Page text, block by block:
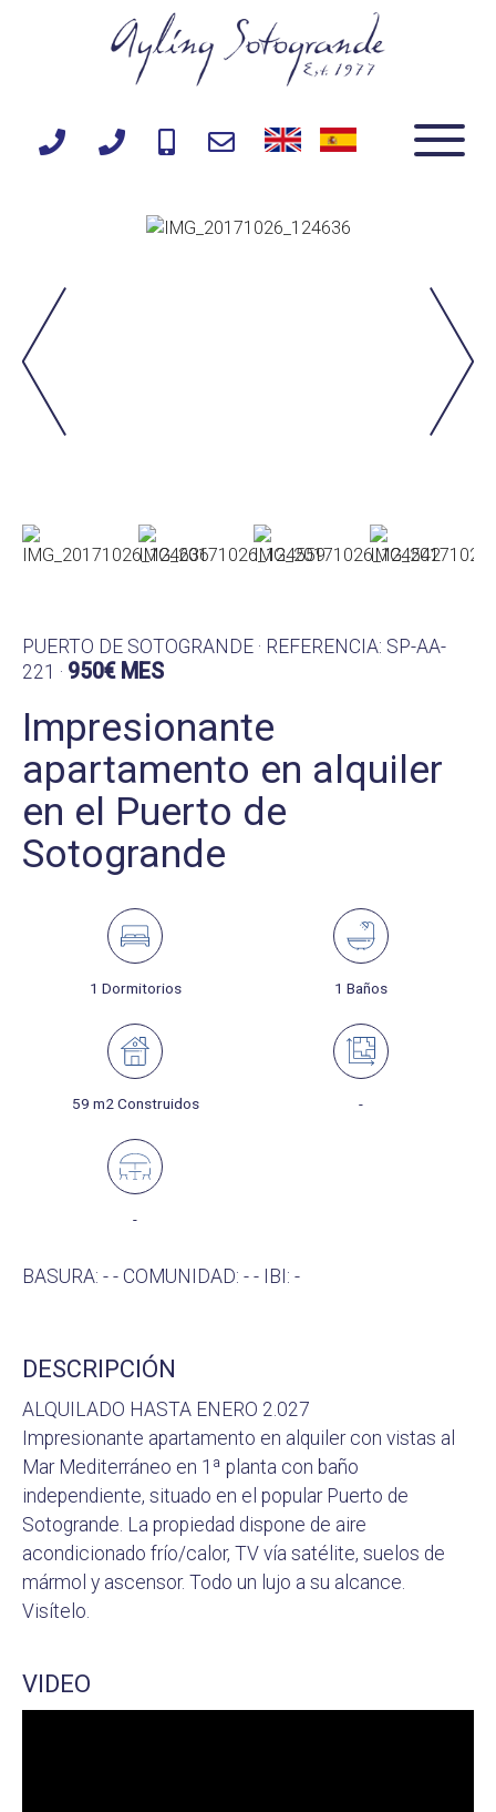
PUERTO DE SOTOGRANDE · REFERENCIA: SP-AA-
221 · 950€ MES
Impresionante
apartamento en alquiler
en el Puerto de
Sotogrande
1 Dormitorios 1 Baños
59 m2 Construidos -
-
BASURA: - - COMUNIDAD: - - IBI: -
DESCRIPCIÓN
ALQUILADO HASTA ENERO 2.027
Impresionante apartamento en alquiler con vistas al
Mar Mediterráneo en 1ª planta con baño
independiente, situado en el popular Puerto de
Sotogrande. La propiedad dispone de aire
acondicionado frío/calor, TV vía satélite, suelos de
mármol y ascensor. Todo un lujo a su alcance.
Visítelo.
VIDEO